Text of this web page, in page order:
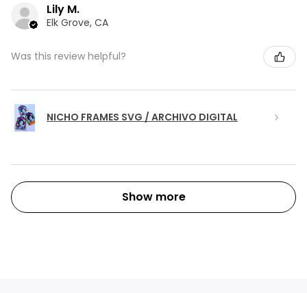
Lily M.
Elk Grove, CA
Was this review helpful?
NICHO FRAMES SVG / ARCHIVO DIGITAL
Show more